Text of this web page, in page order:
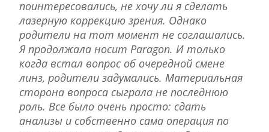
поинтересовались, не хочу ли я сделать
лазерную коррекцию зрения. Однако
родители на тот момент не соглашались.
Я продолжала носит Paragon. И только
когда встал вопрос об очередной смене
линз, родители задумались. Материальная
сторона вопроса сыграла не последнюю
роль. Все было очень просто: сдать
анализы и собственно сама операция по